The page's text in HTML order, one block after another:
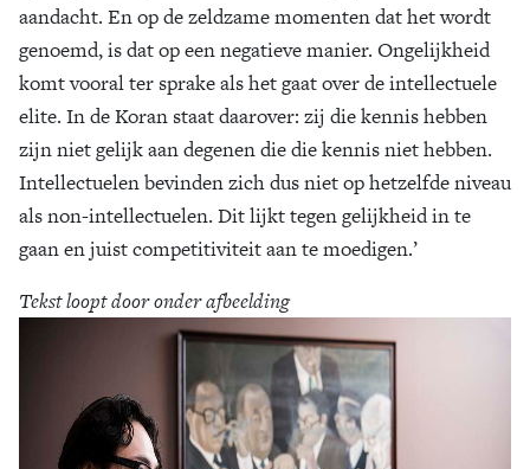
aandacht. En op de zeldzame momenten dat het wordt
genoemd, is dat op een negatieve manier. Ongelijkheid
komt vooral ter sprake als het gaat over de intellectuele
elite. In de Koran staat daarover: zij die kennis hebben
zijn niet gelijk aan degenen die die kennis niet hebben.
Intellectuelen bevinden zich dus niet op hetzelfde niveau
als non-intellectuelen. Dit lijkt tegen gelijkheid in te
gaan en juist competitiviteit aan te moedigen.’
Tekst loopt door onder afbeelding